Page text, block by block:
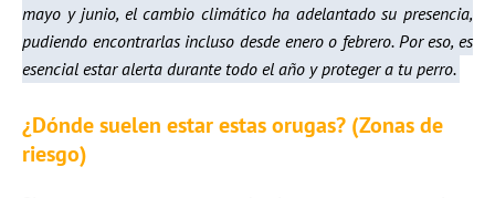
mayo y junio, el cambio climático ha adelantado su presencia,
pudiendo encontrarlas incluso desde enero o febrero. Por eso, es
esencial estar alerta durante todo el año y proteger a tu perro.
¿Dónde suelen estar estas orugas? (Zonas de
riesgo)